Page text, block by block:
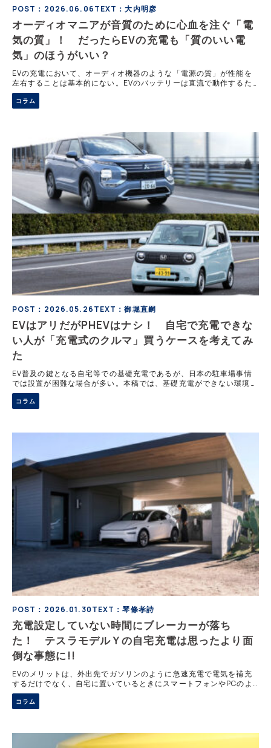
POST：2026.06.06TEXT：大内明彦
オーディオマニアが音質のために心血を注ぐ「電
気の質」！ だったらEVの充電も「質のいい電
気」のほうがいい？
EVの充電において、オーディオ機器のような「電源の質」が性能を
左右することは基本的にない。EVのバッテリーは直流で動作するた
め、普通充電では車載充電器、急速充電では充電設備側の充電器が交
流を直流へ変換して充電を行う。重要なのは電圧や電流が規格どおり
供給されることだ。
コラム
POST：2026.05.26TEXT：御堀直嗣
EVはアリだがPHEVはナシ！ 自宅で充電できな
い人が「充電式のクルマ」買うケースを考えてみ
た
EV普及の鍵となる自宅等での基礎充電であるが、日本の駐車場事情
では設置が困難な場合が多い。本稿では、基礎充電ができない環境下
におけるEVとPHEVの選び方の違いについて考察する。EVはバッテ
リー容量や近隣の急速充電器次第で対応可能であるが、PHEVは基礎
充電がないと利点が見えにくくなる理由を解説する。
コラム
POST：2026.01.30TEXT：琴條孝詩
充電設定していない時間にブレーカーが落ち
た！ テスラモデルＹの自宅充電は思ったより面
倒な事態に!!
EVのメリットは、外出先でガソリンのように急速充電で電気を補充
するだけでなく、自宅に置いているときにスマートフォンやPCのよ
うに充電しておき、いつでも満充電で走り出すことができるのがメリ
ットだ。その自宅充電を行う際、充電器の設置工事が必要なのだが、
その充電器を設置し運用した際、早くも障害が発生した。その原因を
コラム